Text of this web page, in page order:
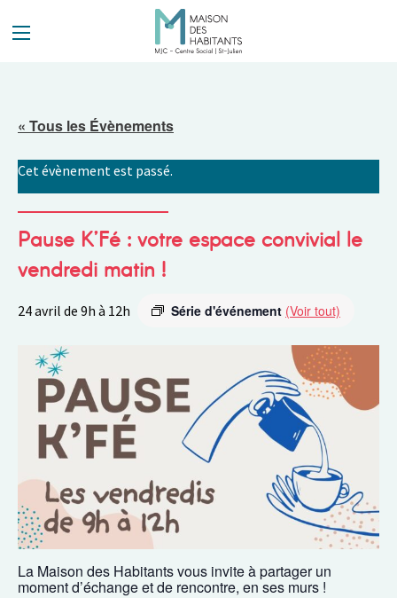
« Tous les Évènements
Cet évènement est passé.
Pause K’Fé : votre espace convivial le
vendredi matin !
24 avril de 9h à 12h Série d'événement (Voir tout)
La Maison des Habitants vous invite à partager un
moment d’échange et de rencontre, en ses murs !
Panneau de gestion des cookies